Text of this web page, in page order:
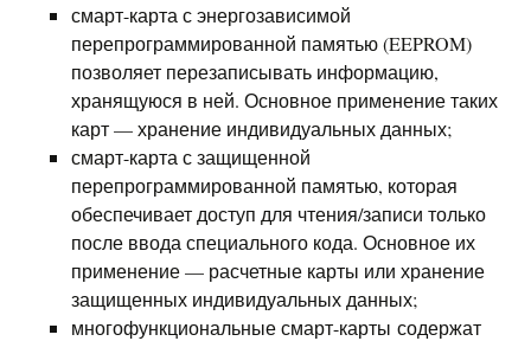
смарт-карта с энергозависимой
перепрограммированной памятью (EEPROM)
позволяет перезаписывать информацию,
хранящуюся в ней. Основное применение таких
карт — хранение индивидуальных данных;
смарт-карта с защищенной
перепрограммированной памятью, которая
обеспечивает доступ для чтения/записи только
после ввода специального кода. Основное их
применение — расчетные карты или хранение
защищенных индивидуальных данных;
многофункциональные смарт-карты содержат